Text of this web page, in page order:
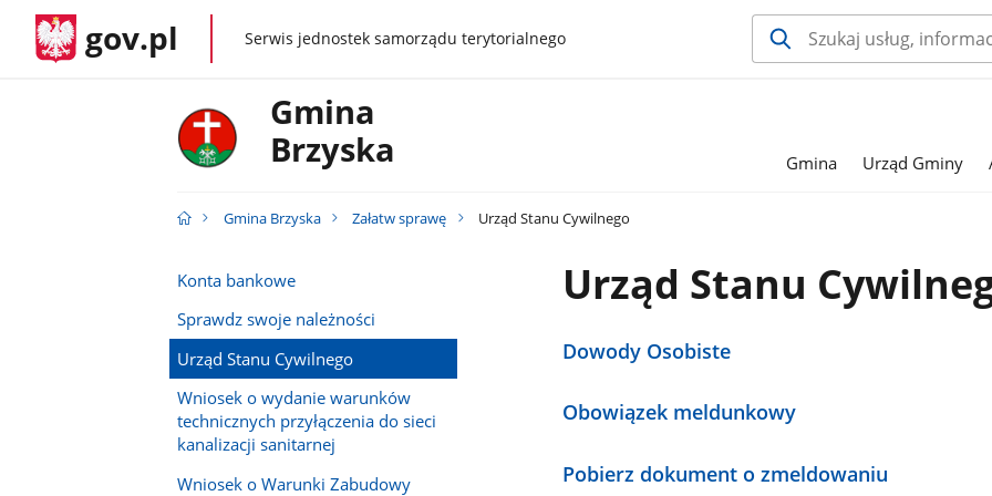
gov.pl gov.plSerwis jednostek samorządu terytorialnego
Gmina
Brzyska
Gmina Urząd Gminy
Gmina Brzyska Załatw sprawę Urząd Stanu Cywilnego
Konta bankowe
Sprawdz swoje należności
Urząd Stanu Cywilnego
Wniosek o wydanie warunków
technicznych przyłączenia do sieci
kanalizacji sanitarnej
Wniosek o Warunki Zabudowy
Urząd Stanu
Dowody Osobiste
Obowiązek meldunkowy
Pobierz dokument o zmeldowaniu